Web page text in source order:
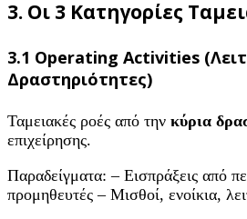
3. Οι 3 Κατηγορίες
3.1 Operating Activities
Δραστηριότητες)
Ταμειακές ροές από την κύρια
επιχείρησης.
Παραδείγματα: – Εισπράξεις από
προμηθευτές – Μισθοί, ενοίκια,